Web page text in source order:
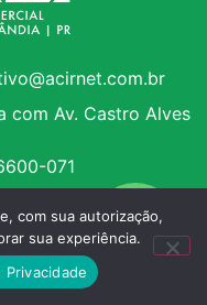
com Av. Castro Alves
071
com sua autorização,
sua experiência.
Privacidade